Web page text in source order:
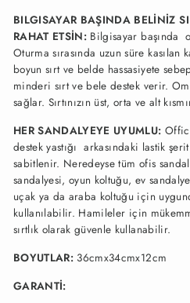
BILGISAYAR BAŞINDA BELİNİZ
RAHAT ETSİN: Bilgisayar başında
Oturma sırasında uzun süre kasılan
boyun sırt ve belde hassasiyete
minderi sırt ve bele destek verir.
sağlar. Sırtınızın üst, orta ve alt
HER SANDALYEYE UYUMLU:
destek yastığı arkasındaki lastik
sabitlenir. Neredeyse tüm ofis
sandalyesi, oyun koltuğu, ev
uçak ya da araba koltuğu için
kullanılabilir. Hamileler için
sırtlık olarak güvenle kullanabilir.
BOYUTLAR: 36cmx34cmx12cm
GARANTİ: